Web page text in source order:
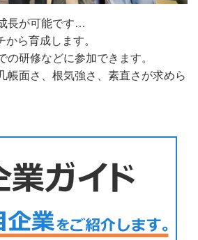
長が可能です…
ら育成します。
の研修などに参加できます。
帳面さ、根気強さ、素直さが求めら